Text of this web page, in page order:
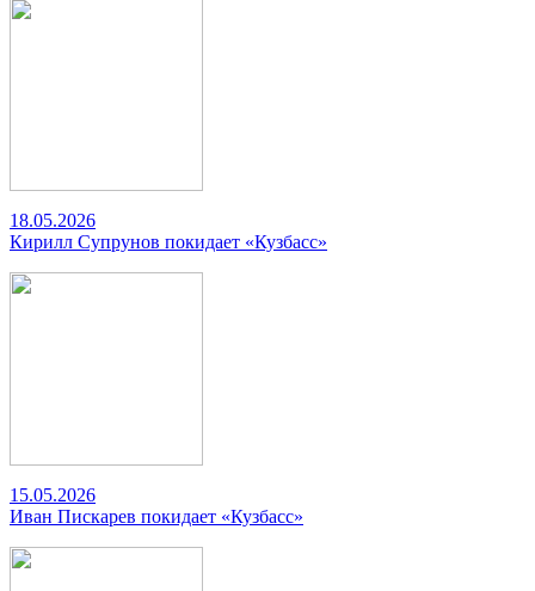
18.05.2026
Кирилл Супрунов покидает «Кузбасс»
15.05.2026
Иван Пискарев покидает «Кузбасс»